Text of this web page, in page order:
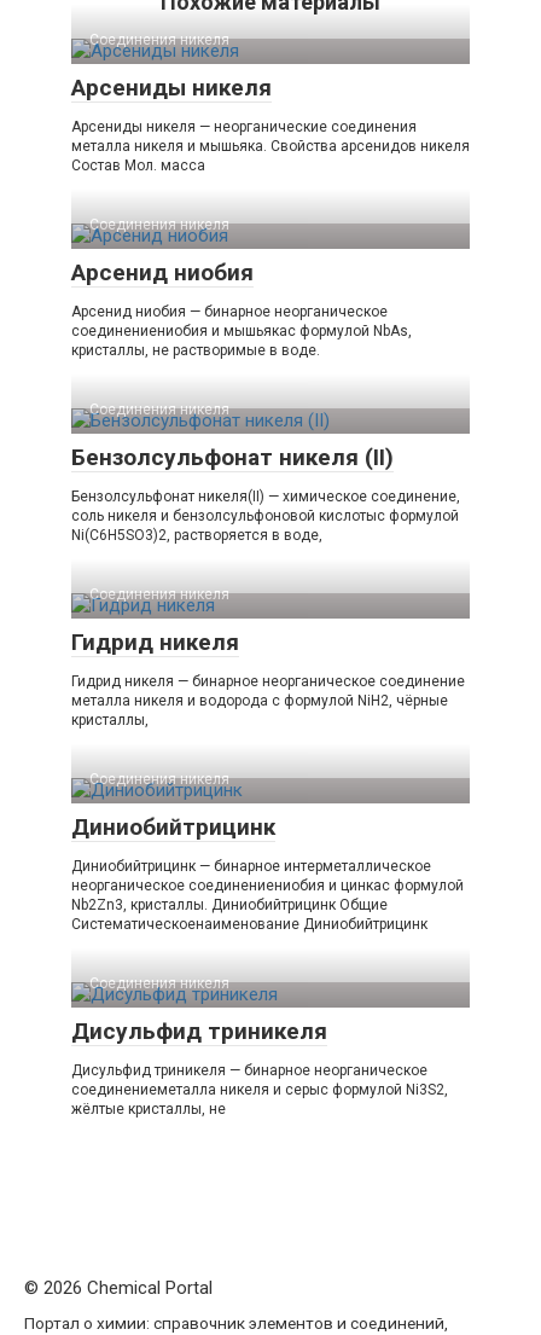
Соединения никеля‎
Арсениды никеля
Арсениды никеля — неорганические соединения
металла никеля и мышьяка. Свойства арсенидов никеля
Состав Мол. масса
Соединения никеля‎
Арсенид ниобия
Арсенид ниобия — бинарное неорганическое
соединениениобия и мышьякас формулой NbAs,
кристаллы, не растворимые в воде.
Соединения никеля‎
Бензолсульфонат никеля (II)
Бензолсульфонат никеля(II) — химическое соединение,
соль никеля и бензолсульфоновой кислотыс формулой
Ni(C6H5SO3)2, растворяется в воде,
Соединения никеля‎
Гидрид никеля
Гидрид никеля — бинарное неорганическое соединение
металла никеля и водорода с формулой NiH2, чёрные
кристаллы,
Соединения никеля‎
Диниобийтрицинк
Диниобийтрицинк — бинарное интерметаллическое
неорганическое соединениениобия и цинкас формулой
Nb2Zn3, кристаллы. Диниобийтрицинк Общие
Систематическоенаименование Диниобийтрицинк
Соединения никеля‎
Дисульфид триникеля
Дисульфид триникеля — бинарное неорганическое
соединениеметалла никеля и серыс формулой Ni3S2,
жёлтые кристаллы, не
© 2026 Chemical Portal
Портал о химии: справочник элементов и соединений,